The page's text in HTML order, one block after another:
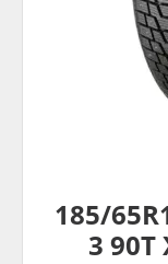
185/
3 90T